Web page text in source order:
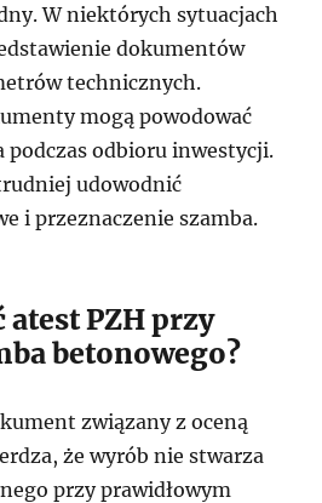
W niektórych sytuacjach
dokumentów
technicznych.
mogą powodować
podczas odbioru inwestycji.
udowodnić
i przeznaczenie szamba.
atest PZH przy
betonowego?
związany z oceną
że wyrób nie stwarza
przy prawidłowym